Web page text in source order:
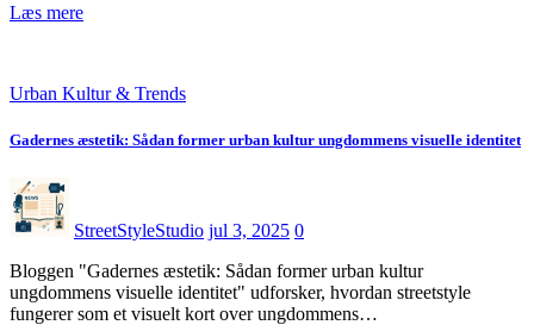
Læs mere
Urban Kultur & Trends
Gadernes æstetik: Sådan former urban kultur ungdommens visuelle identitet
StreetStyleStudio jul 3, 2025 0
Bloggen "Gadernes æstetik: Sådan former urban kultur
ungdommens visuelle identitet" udforsker, hvordan streetstyle
fungerer som et visuelt kort over ungdommens…